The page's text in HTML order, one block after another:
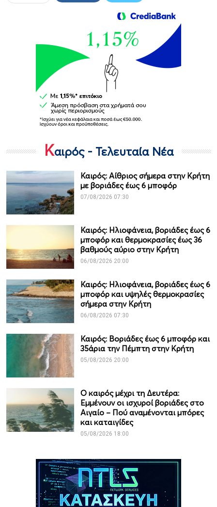
Καιρός - Τελευταία Νέα
Καιρός: Αίθριος σήμερα στην Κρήτη
με βοριάδες έως 6 μποφόρ
07/08/2026 07:30
Καιρός: Ηλιοφάνεια, βοριάδες έως 6
μποφόρ και θερμοκρασίες έως 36
βαθμούς αύριο στην Κρήτη
06/08/2026 20:00
Καιρός: Ηλιοφάνεια, βοριάδες έως 6
μποφόρ και υψηλές θερμοκρασίες
σήμερα στην Κρήτη
06/08/2026 07:30
Καιρός: Βοριάδες έως 6 μποφόρ και
35άρια την Πέμπτη στην Κρήτη
05/08/2026 20:00
Ο καιρός μέχρι τη Δευτέρα:
Εμμένουν οι ισχυροί βοριάδες στο
Αιγαίο – Πού αναμένονται μπόρες
και καταιγίδες
05/08/2026 18:00